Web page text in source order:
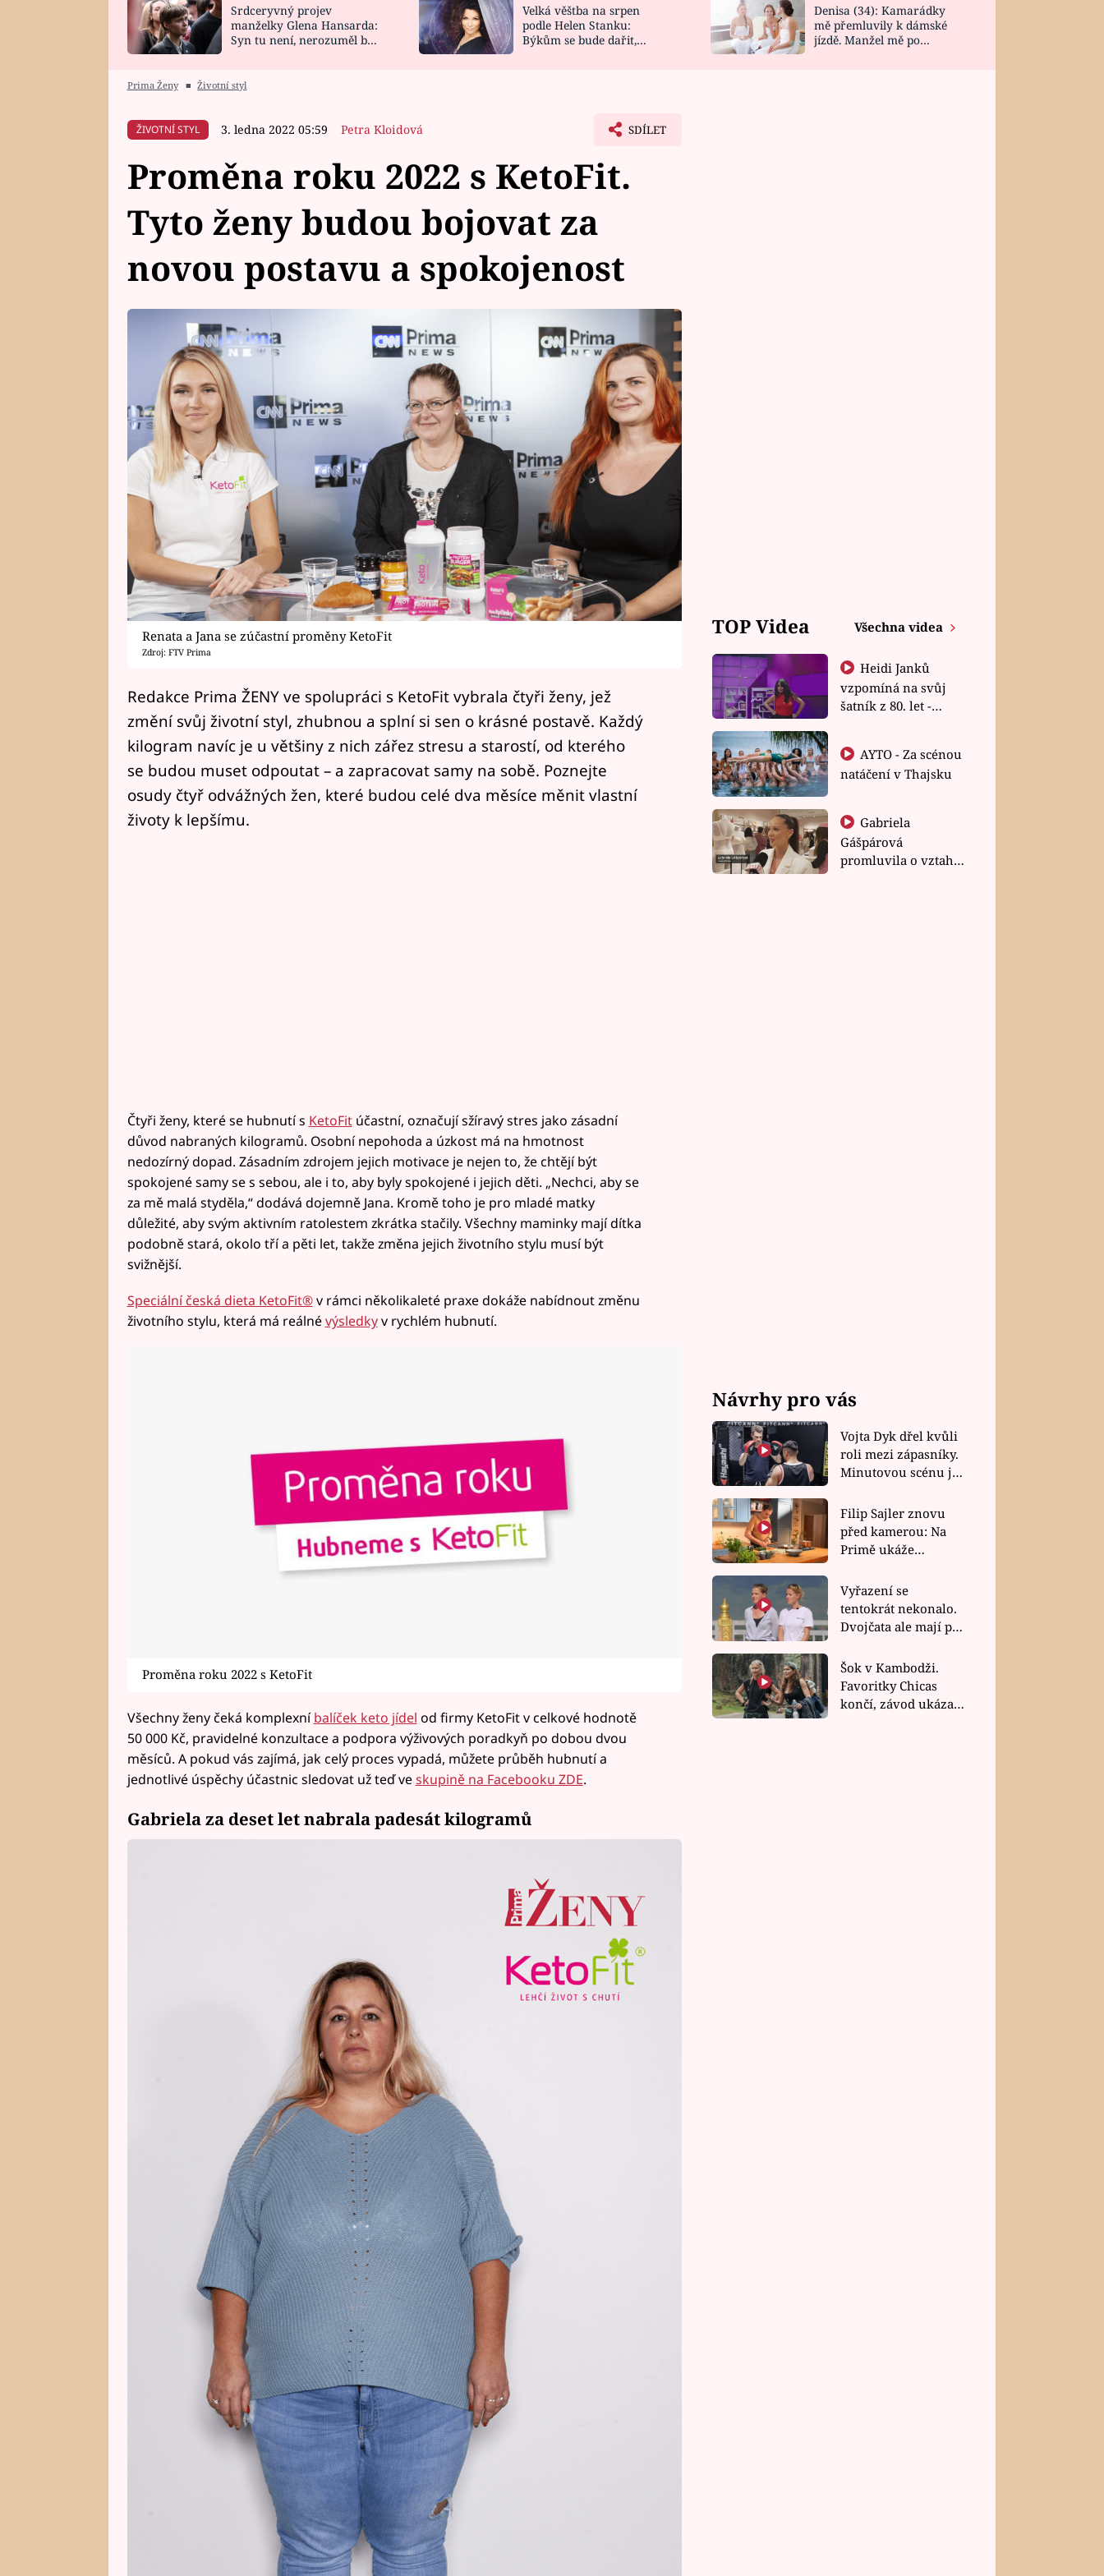
HOROSKOP NA
CELEBRITY
VAŘENÍ
NOVINKY
VIDEORECEPTY
DESIGN
Srdceryvný projev
manželky Glena Hansarda:
Syn tu není, nerozuměl by
Velká věštba na srpen
podle Helen Stanku:
Býkům se bude dařit,
Denisa (34): Kamarádky
mě přemluvily k dámské
jízdě. Manžel mě po
Prima Ženy ■ Životní styl
ŽIVOTNÍ STYL 3. ledna 2022 05:59 Petra Kloidová SDÍLET
Proměna roku 2022 s KetoFit.
Tyto ženy budou bojovat za
novou postavu a spokojenost
Renata a Jana se zúčastní proměny KetoFit
Zdroj: FTV Prima
Redakce Prima ŽENY ve spolupráci s KetoFit vybrala čtyři ženy, jež
změní svůj životní styl, zhubnou a splní si sen o krásné postavě. Každý
kilogram navíc je u většiny z nich zářez stresu a starostí, od kterého
se budou muset odpoutat – a zapracovat samy na sobě. Poznejte
osudy čtyř odvážných žen, které budou celé dva měsíce měnit vlastní
životy k lepšímu.
Čtyři ženy, které se hubnutí s KetoFitúčastní, označují sžíravý stres jako zásadní
důvod nabraných kilogramů. Osobní nepohoda a úzkost má na hmotnost
nedozírný dopad. Zásadním zdrojem jejich motivace je nejen to, že chtějí být
spokojené samy se s sebou, ale i to, aby byly spokojené i jejich děti. „Nechci, aby se
za mě malá styděla,“ dodává dojemně Jana. Kromě toho je pro mladé matky
důležité, aby svým aktivním ratolestem zkrátka stačily. Všechny maminky mají dítka
podobně stará, okolo tří a pěti let, takže změna jejich životního stylu musí být
svižnější.
Speciální česká dieta KetoFit®v rámci několikaleté praxe dokáže nabídnout změnu
životního stylu, která má reálnévýsledkyv rychlém hubnutí.
Proměna roku 2022 s KetoFit
Všechny ženy čeká komplexníbalíček keto jídel od firmy KetoFit v celkové hodnotě
50 000 Kč, pravidelné konzultace a podpora výživových poradkyň po dobou dvou
měsíců. A pokud vás zajímá, jak celý proces vypadá, můžete průběh hubnutí a
jednotlivé úspěchy účastnic sledovat už teď veskupině na Facebooku ZDE.
Gabriela za deset let nabrala padesát kilogramů
TOP Videa Všechna videa
Heidi Janků
vzpomíná na svůj
šatník z 80. let -
natáčení v Thajsku
Gabriela
Gášpárová
promluvila o vztahu
Návrhy pro vás
Vojta Dyk dřel kvůli
roli mezi zápasníky.
Minutovou scénu jel
Filip Sajler znovu
před kamerou: Na
Primě ukáže
rychlé recepty
Vyřazení se
tentokrát nekonalo.
Dvojčata ale mají po
závodu nůž na krku
Šok v Kambodži.
Favoritky Chicas
končí, závod ukázal